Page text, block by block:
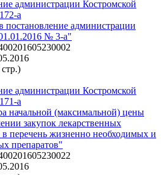
администрации Костромской
а
администрации
№ 3-а"
администрации Костромской
а
начальной (максимальной) цены
закупок лекарственных
перечень жизненно необходимых и
препаратов"